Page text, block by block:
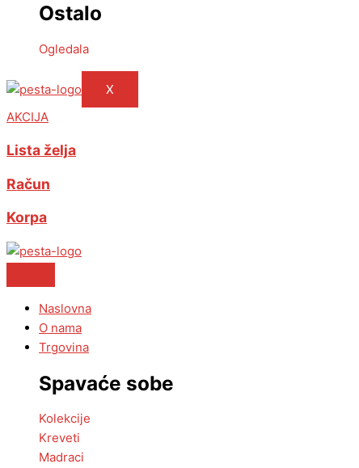
Ostalo
Ogledala
X
AKCIJA
Lista želja
Račun
Korpa
Naslovna
O nama
Trgovina
Spavaće sobe
Kolekcije
Kreveti
Madraci